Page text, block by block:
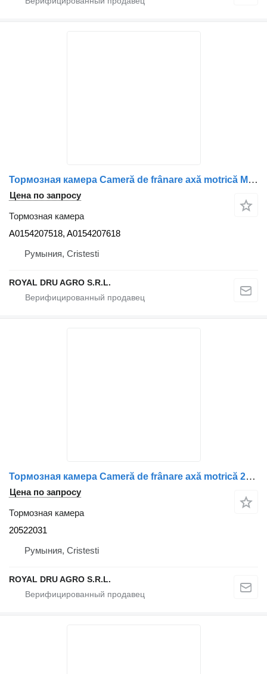
Тормозная камера Cameră de frânare axă motrică Mercedes-Benz A0154207518 / A01542 для грузовика
Цена по запросу
Тормозная камера
A0154207518, A0154207618
Румыния, Cristesti
ROYAL DRU AGRO S.R.L.
Тормозная камера Cameră de frânare axă motrică 20522031 для грузовика Volvo – Stare uzată
Цена по запросу
Тормозная камера
20522031
Румыния, Cristesti
ROYAL DRU AGRO S.R.L.